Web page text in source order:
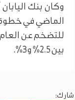
وكان بنك
الماضي في خطوة
للتضخم عن
بين 2.5% و3%.
شارك: